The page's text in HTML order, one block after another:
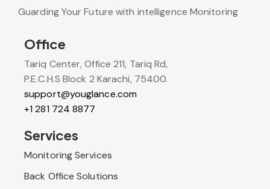
Guarding Your Future with intelligence Monitoring
Office
Tariq Center, Office 211, Tariq Rd,
P.E.C.H.S Block 2 Karachi, 75400.
support@youglance.com
+1 281 724 8877
Services
Monitoring Services
Back Office Solutions